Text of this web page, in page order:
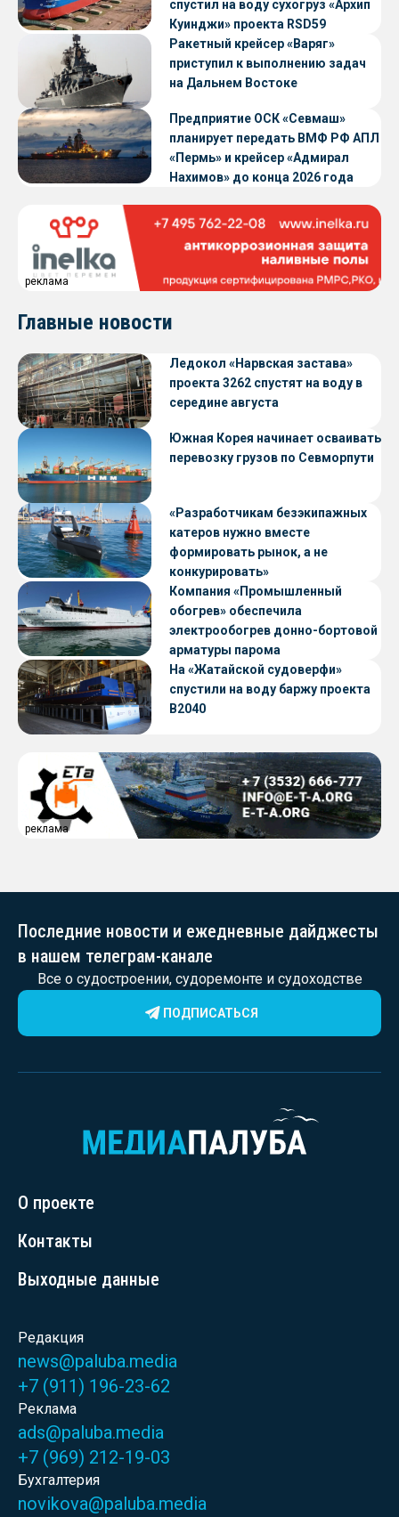
спустил на воду сухогруз «Архип
Куинджи» проекта RSD59
Ракетный крейсер «Варяг»
приступил к выполнению задач
на Дальнем Востоке
Предприятие ОСК «Севмаш»
планирует передать ВМФ РФ АПЛ
«Пермь» и крейсер «Адмирал
Нахимов» до конца 2026 года
реклама
Главные новости
Ледокол «Нарвская застава»
проекта 3262 спустят на воду в
середине августа
Южная Корея начинает осваивать
перевозку грузов по Севморпути
«Разработчикам безэкипажных
катеров нужно вместе
формировать рынок, а не
конкурировать»
Компания «Промышленный
обогрев» обеспечила
электрообогрев донно-бортовой
арматуры парома
«Петропавловск» проекта CNF22
На «Жатайской судоверфи»
спустили на воду баржу проекта
В2040
реклама
Последние новости и ежедневные дайджесты
в нашем телеграм-канале
Все о судостроении, судоремонте и судоходстве
ПОДПИСАТЬСЯ
О проекте
Контакты
Выходные данные
Редакция
news@paluba.media
+7 (911) 196-23-62
Реклама
ads@paluba.media
+7 (969) 212-19-03
Бухгалтерия
novikova@paluba.media